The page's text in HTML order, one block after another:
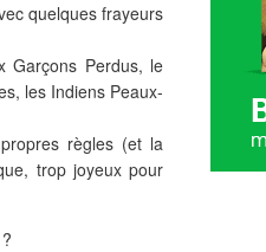
quelques frayeurs
Garçons Perdus, le
les Indiens Peaux-
règles (et la
trop joyeux pour